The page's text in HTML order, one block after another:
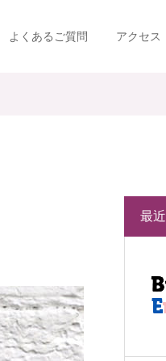
よくあるご質問 アクセス
最